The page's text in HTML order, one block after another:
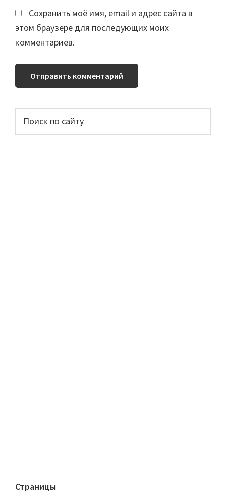
Сохранить моё имя, email и адрес сайта в
этом браузере для последующих моих
комментариев.
Основной
сайдбар
Страницы